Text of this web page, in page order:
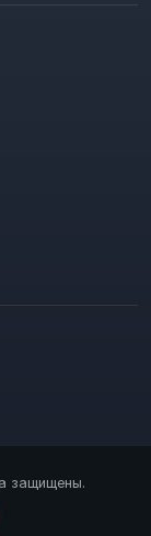
защищены.